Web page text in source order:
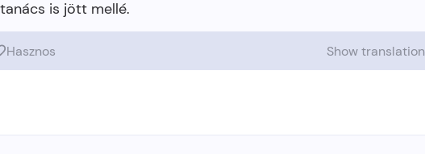
Hasznos Show translation